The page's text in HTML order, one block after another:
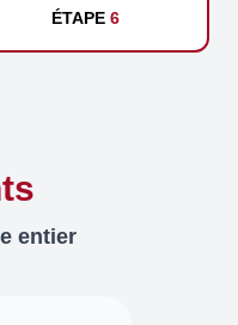
ÉTAPE 6
entier